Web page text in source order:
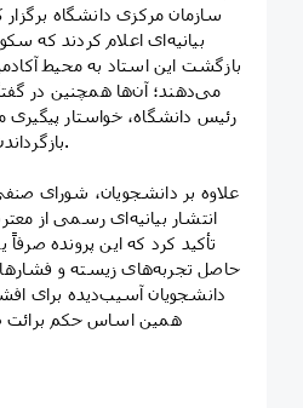
سازمان مرکزی دانشگاه برگزار
بیانیه‌ای اعلام کردند که
بازگشت این استاد به محیط
می‌دهند؛ آن‌ها همچنین در
رئیس دانشگاه، خواستار
بازگرداندن امنیت به دانشگاه شدند.
علاوه بر دانشجویان، شورای
انتشار بیانیه‌ای رسمی از
تأکید کرد که این پرونده
حاصل تجربه‌های زیسته و
دانشجویان آسیب‌دیده برای
همین اساس حکم برائت